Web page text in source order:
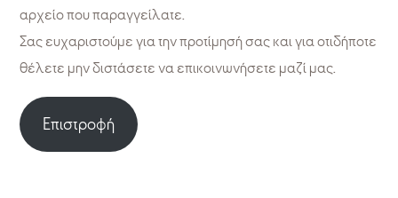
αρχείο που παραγγείλατε.
Σας ευχαριστούμε για την προτίμησή σας και για οτιδήποτε
θέλετε μην διστάσετε να επικοινωνήσετε μαζί μας.
Επιστροφή